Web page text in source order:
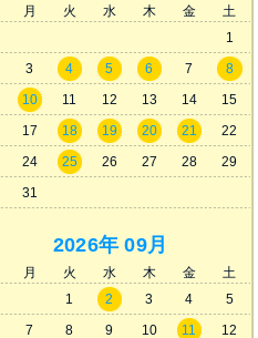
月 火 水 木 金
土
1
3 4 5 6 7
8
10 11 12 13 14
15
17 18 19 20 21
22
24 25 26 27 28
29
31
2026年 09月
月 火 水 木 金 土
1 2 3 4
5
7 8 9 10 11
12